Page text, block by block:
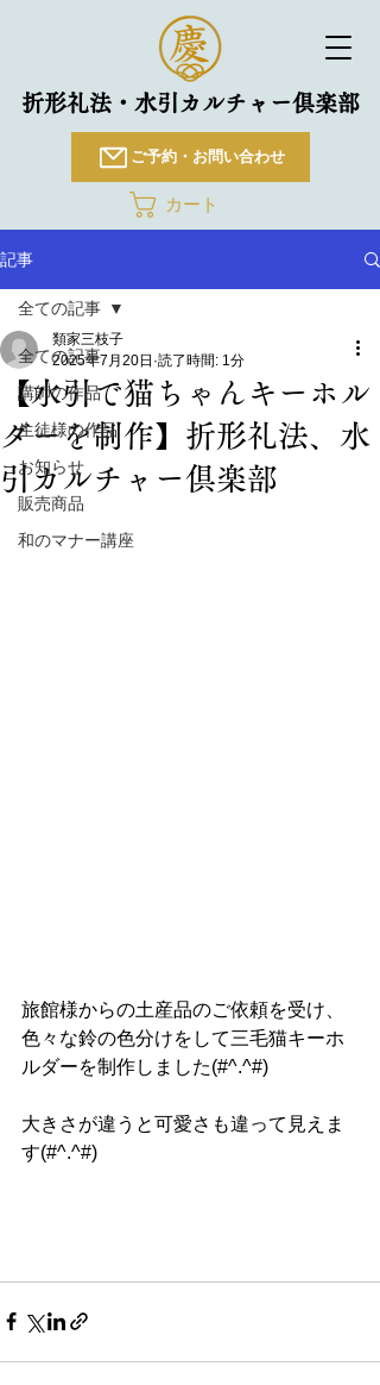
折形礼法・水引カルチャー倶楽部
ご予約・お問い合わせ
カート
記事
全ての記事
講師の作品
生徒様の作品
お知らせ
販売商品
和のマナー講座
全ての記事
【水引で猫ちゃんキーホル
ダーを制作】折形礼法、水
引カルチャー倶楽部
類家三枝子
2025年7月20日 読了時間: 1分
旅館様からの土産品のご依頼を受け、
色々な鈴の色分けをして三毛猫キーホ
ルダーを制作しました(#^.^#)
大きさが違うと可愛さも違って見えま
す(#^.^#)